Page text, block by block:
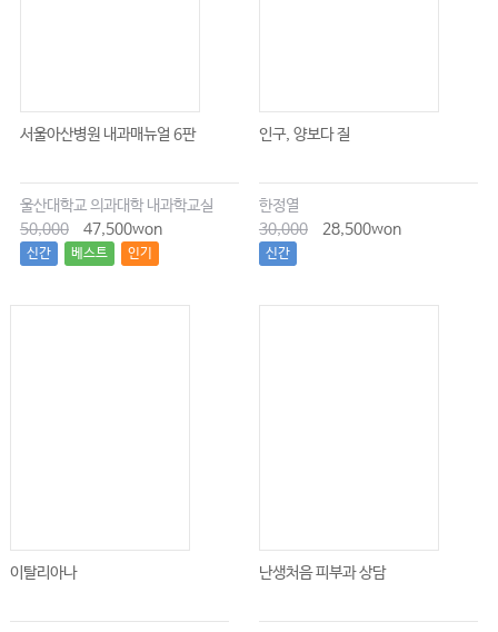
서울아산병원 내과매뉴얼 6판
울산대학교 의과대학 내과학교실
50,000
47,500won
신간 베스트 인기
인구, 양보다 질
한정열
30,000
28,500won
신간
이탈리아나 난생처음 피부과 상담